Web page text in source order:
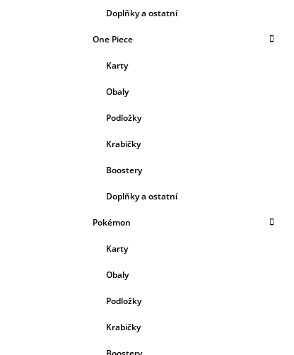
Doplňky a ostatní
One Piece
Karty
Obaly
Podložky
Krabičky
Boostery
Doplňky a ostatní
Pokémon
Karty
Obaly
Podložky
Krabičky